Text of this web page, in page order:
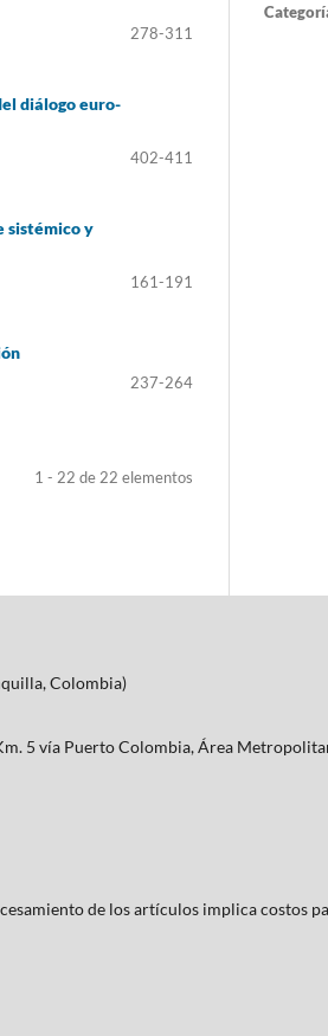
278-311
diálogo euro-
402-411
sistémico y
161-191
237-264
1 - 22 de 22 elementos
Colombia)
5 vía Puerto Colombia, Área
de los artículos implica costos